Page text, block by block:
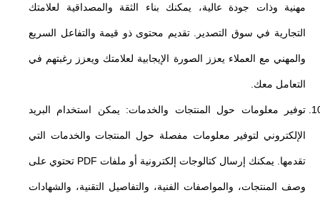
مهنية وذات جودة عالية، يمكنك بناء الثقة والمصداقية لعلامتك
التجارية في سوق التصدير. تقديم محتوى ذو قيمة والتفاعل السريع
والمهني مع العملاء يعزز الصورة الإيجابية لعلامتك ويعزز رغبتهم في
التعامل معك.
توفير معلومات حول المنتجات والخدمات: يمكن استخدام البريد
الإلكتروني لتوفير معلومات مفصلة حول المنتجات والخدمات التي
تقدمها. يمكنك إرسال كتالوجات إلكترونية أو ملفات PDF تحتوي على
وصف المنتجات، والمواصفات الفنية، والتفاصيل التقنية، والشهادات